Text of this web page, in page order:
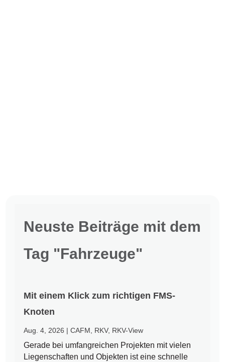
Neuste Beiträge mit dem
Tag "Fahrzeuge"
Mit einem Klick zum richtigen FMS-
Knoten
Aug. 4, 2026 |CAFM RKV, RKV-View
Gerade bei umfangreichen Projekten mit vielen
Liegenschaften und Objekten ist eine schnelle